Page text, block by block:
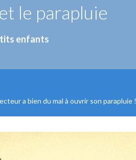
le parapluie
enfants
a bien du mal à ouvrir son parapluie !